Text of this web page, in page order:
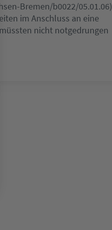
Bremen/b0022/05.01.06)
im Anschluss an eine
nicht notgedrungen